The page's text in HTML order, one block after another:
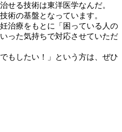
せる技術は東洋医学なんだ。
術の基盤となっています。
治療をもとに「困っている人の
った気持ちで対応させていただ
もしたい！」という方は、ぜひ